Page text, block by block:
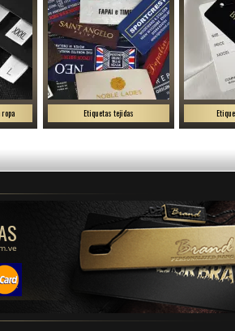
Etiquetas tejidas